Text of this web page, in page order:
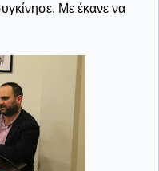
Με έκανε να